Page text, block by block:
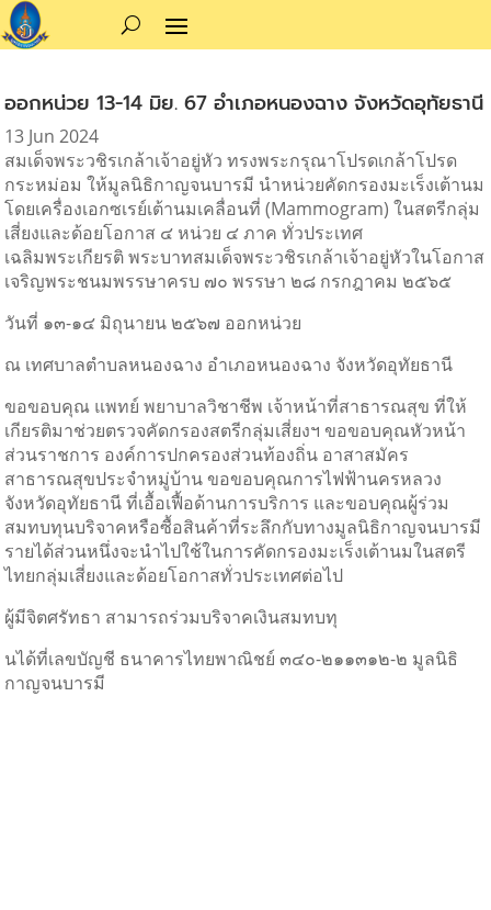
ออกหน่วย 13-14 มิย. 67 อำเภอหนองฉาง จังหวัดอุทัยธานี
13 Jun 2024
สมเด็จพระวชิรเกล้าเจ้าอยู่หัว ทรงพระกรุณาโปรดเกล้าโปรด
กระหม่อม ให้มูลนิธิกาญจนบารมี นำหน่วยคัดกรองมะเร็งเต้านม
โดยเครื่องเอกซเรย์เต้านมเคลื่อนที่ (Mammogram) ในสตรีกลุ่ม
เสี่ยงและด้อยโอกาส ๔ หน่วย ๔ ภาค ทั่วประเทศ
เฉลิมพระเกียรติ พระบาทสมเด็จพระวชิรเกล้าเจ้าอยู่หัวในโอกาส
เจริญพระชนมพรรษาครบ ๗๐ พรรษา ๒๘ กรกฎาคม ๒๕๖๕
วันที่ ๑๓-๑๔ มิถุนายน ๒๕๖๗ ออกหน่วย
ณ เทศบาลตำบลหนองฉาง อำเภอหนองฉาง จังหวัดอุทัยธานี
ขอขอบคุณ แพทย์ พยาบาลวิชาชีพ เจ้าหน้าที่สาธารณสุข ที่ให้
เกียรติมาช่วยตรวจคัดกรองสตรีกลุ่มเสี่ยงฯ ขอขอบคุณหัวหน้า
ส่วนราชการ องค์การปกครองส่วนท้องถิ่น อาสาสมัคร
สาธารณสุขประจำหมู่บ้าน ขอขอบคุณการไฟฟ้านครหลวง
จังหวัดอุทัยธานี ที่เอื้อเฟื้อด้านการบริการ และขอบคุณผู้ร่วม
สมทบทุนบริจาคหรือซื้อสินค้าที่ระลึกกับทางมูลนิธิกาญจนบารมี
รายได้ส่วนหนึ่งจะนำไปใช้ในการคัดกรองมะเร็งเต้านมในสตรี
ไทยกลุ่มเสี่ยงและด้อยโอกาสทั่วประเทศต่อไป
ผู้มีจิตศรัทธา สามารถร่วมบริจาคเงินสมทบทุ
นได้ที่เลขบัญชี ธนาคารไทยพาณิชย์ ๓๔๐-๒๑๑๓๑๒-๒ มูลนิธิ
กาญจนบารมี